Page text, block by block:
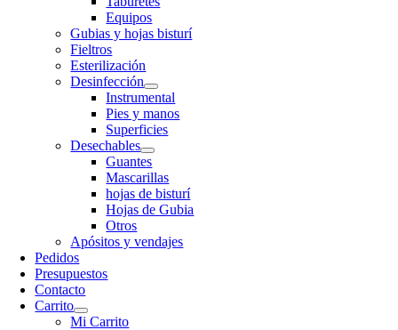
Equipos
Gubias y hojas bisturí
Fieltros
Esterilización
Desinfección
Instrumental
Pies y manos
Superficies
Desechables
Guantes
Mascarillas
hojas de bisturí
Hojas de Gubia
Otros
Apósitos y vendajes
Pedidos
Presupuestos
Contacto
Carrito
Mi Carrito